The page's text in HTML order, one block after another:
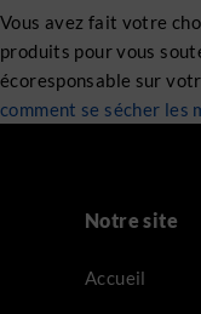
Vous avez fait votre
produits pour vous
écoresponsable sur
comment se sécher les
Notre site
Accueil